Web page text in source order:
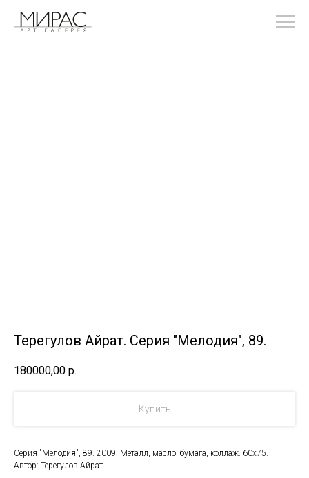
Терегулов Айрат. Серия "Мелодия", 89.
180000,00 р.
Купить
Серия "Мелодия", 89. 2009. Металл, масло, бумага, коллаж. 60х75.
Автор: Терегулов Айрат